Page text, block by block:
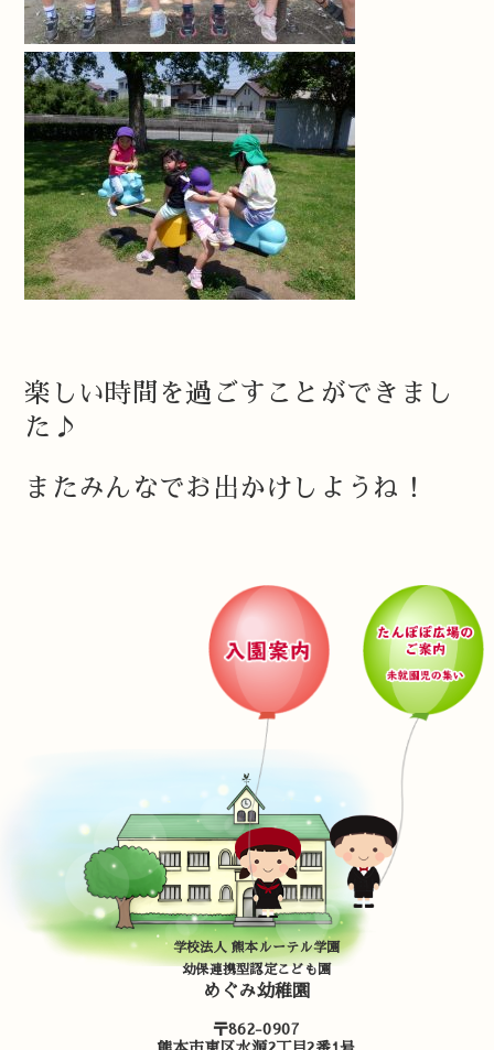
楽しい時間を過ごすことができまし
た♪
またみんなでお出かけしようね！
学校法人 熊本ルーテル学園
幼保連携型認定こども園
めぐみ幼稚園
〒862-0907